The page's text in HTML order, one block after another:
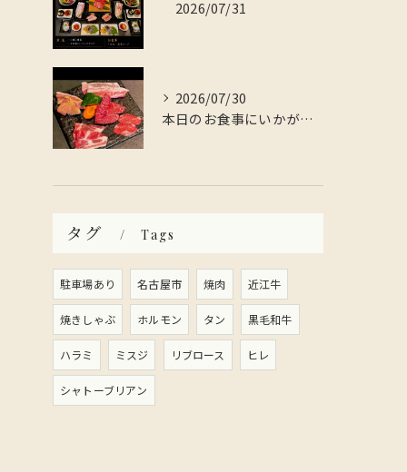
2026/07/31
2026/07/30
本日のお食事にいかがですか？
タグ Tags
駐車場あり 名古屋市 焼肉 近江牛
焼きしゃぶ ホルモン タン 黒毛和牛
ハラミ ミスジ リブロース ヒレ
シャトーブリアン